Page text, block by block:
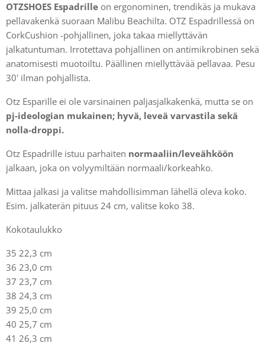
OTZSHOES Espadrille on ergonominen, trendikäs ja mukava
pellavakenkä suoraan Malibu Beachilta. OTZ Espadrillessä on
CorkCushion -pohjallinen, joka takaa miellyttävän
jalkatuntuman. Irrotettava pohjallinen on antimikrobinen sekä
anatomisesti muotoiltu. Päällinen miellyttävää pellavaa. Pesu
30' ilman pohjallista.
Otz Esparille ei ole varsinainen paljasjalkakenkä, mutta se on
pj-ideologian mukainen; hyvä, leveä varvastila sekä
nolla-droppi.
Otz Espadrille istuu parhaiten normaaliin/leveähköön
jalkaan, joka on volyymiltään normaali/korkeahko.
Mittaa jalkasi ja valitse mahdollisimman lähellä oleva koko.
Esim. jalkaterän pituus 24 cm, valitse koko 38.
Kokotaulukko
35 22,3 cm
36 23,0 cm
37 23,7 cm
38 24,3 cm
39 25,0 cm
40 25,7 cm
41 26,3 cm